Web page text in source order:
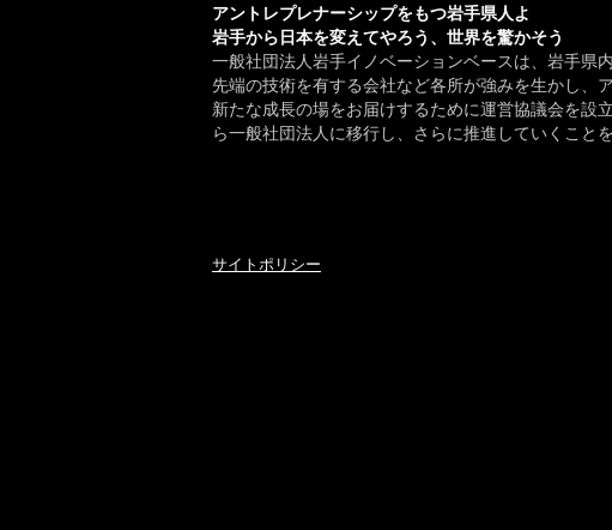
アントレプレナーシップをもつ岩手県人よ
岩手から日本を変えてやろう、世界を驚かそう
一般社団法人岩手イノベーションベースは、岩手県
先端の技術を有する会社など各所が強みを生かし、
新たな成長の場をお届けするために運営協議会を設
ら一般社団法人に移行し、さらに推進していくこと
サイトポリシー